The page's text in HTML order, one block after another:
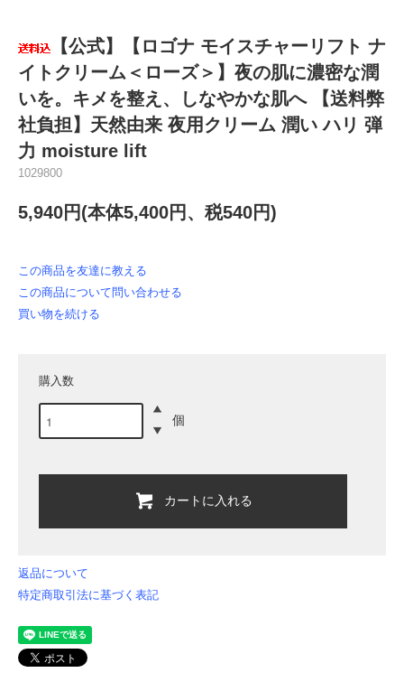
【公式】【ロゴナ モイスチャーリフト ナ
イトクリーム＜ローズ＞】夜の肌に濃密な潤
いを。キメを整え、しなやかな肌へ 【送料弊
社負担】天然由来 夜用クリーム 潤い ハリ 弾
力 moisture lift
1029800
5,940円(本体5,400円、税540円)
この商品を友達に教える
この商品について問い合わせる
買い物を続ける
購入数
個
カートに入れる
返品について
特定商取引法に基づく表記